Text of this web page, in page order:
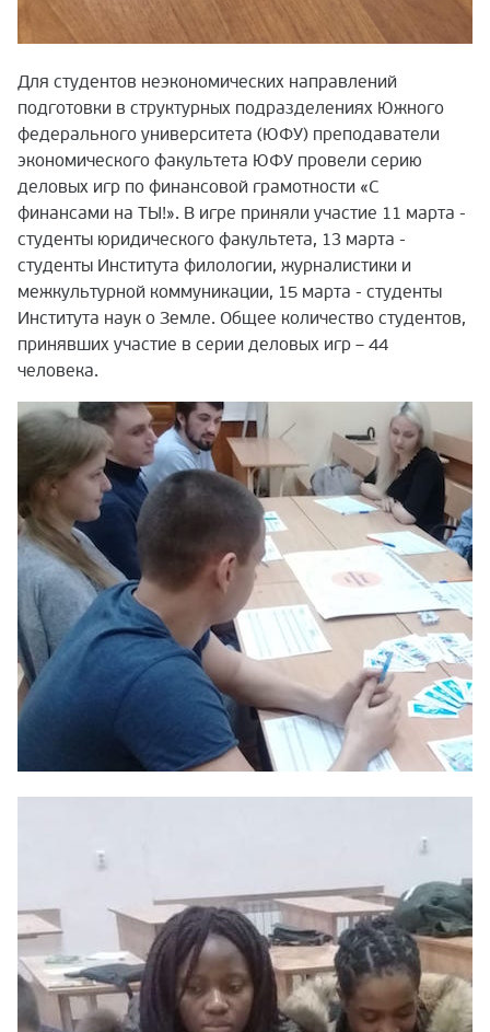
Для студентов неэкономических направлений
подготовки в структурных подразделениях Южного
федерального университета (ЮФУ) преподаватели
экономического факультета ЮФУ провели серию
деловых игр по финансовой грамотности «С
финансами на ТЫ!». В игре приняли участие 11 марта -
студенты юридического факультета, 13 марта -
студенты Института филологии, журналистики и
межкультурной коммуникации, 15 марта - студенты
Института наук о Земле. Общее количество студентов,
принявших участие в серии деловых игр – 44
человека.